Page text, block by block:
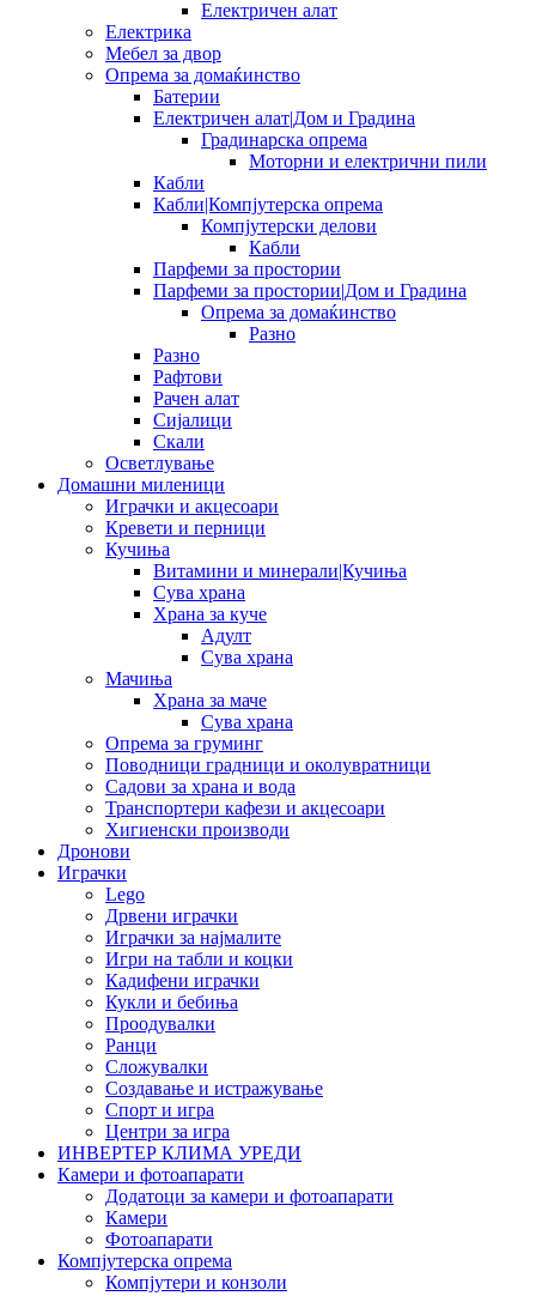
Електричен алат
Електрика
Мебел за двор
Опрема за домаќинство
Батерии
Електричен алат|Дом и Градина
Градинарска опрема
Моторни и електрични пили
Кабли
Кабли|Компјутерска опрема
Компјутерски делови
Кабли
Парфеми за простории
Парфеми за простории|Дом и Градина
Опрема за домаќинство
Разно
Разно
Рафтови
Рачен алат
Сијалици
Скали
Осветлување
Домашни миленици
Играчки и акцесоари
Кревети и перници
Кучиња
Витамини и минерали|Кучиња
Сува храна
Храна за куче
Адулт
Сува храна
Мачиња
Храна за маче
Сува храна
Опрема за груминг
Поводници градници и околувратници
Садови за храна и вода
Транспортери кафези и акцесоари
Хигиенски производи
Дронови
Играчки
Lego
Дрвени играчки
Играчки за најмалите
Игри на табли и коцки
Кадифени играчки
Кукли и бебиња
Проодувалки
Ранци
Сложувалки
Создавање и истражување
Спорт и игра
Центри за игра
ИНВЕРТЕР КЛИМА УРЕДИ
Камери и фотоапарати
Додатоци за камери и фотоапарати
Камери
Фотоапарати
Компјутерска опрема
Компјутери и конзоли